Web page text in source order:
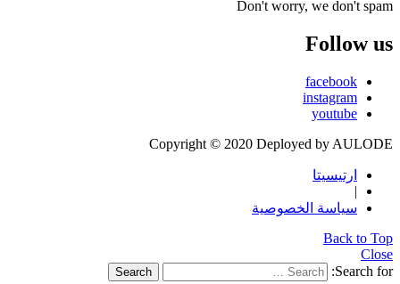
Don't worry, we don't spam
Follow us
facebook
instagram
youtube
Copyright © 2020 Deployed by AULODE
ارتيسيتا
|
سياسة الخصوصية
Back to Top
Close
Search for:
Search